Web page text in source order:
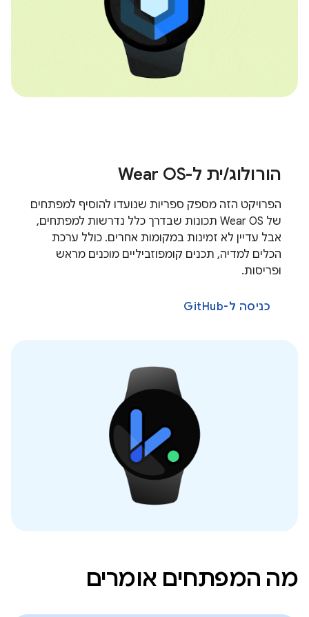
הורולוג/ית ל-Wear OS
הפרויקט הזה מספק ספריות שנועדו להוסיף למפתחים
של Wear OS תכונות שבדרך כלל נדרשות למפתחים,
אבל עדיין לא זמינות במקומות אחרים. כולל ערכת
הכלים למדיה, תכנים קומפוזביליים מוכנים מראש
ופריסות.
כניסה ל-GitHub
מה המפתחים אומרים